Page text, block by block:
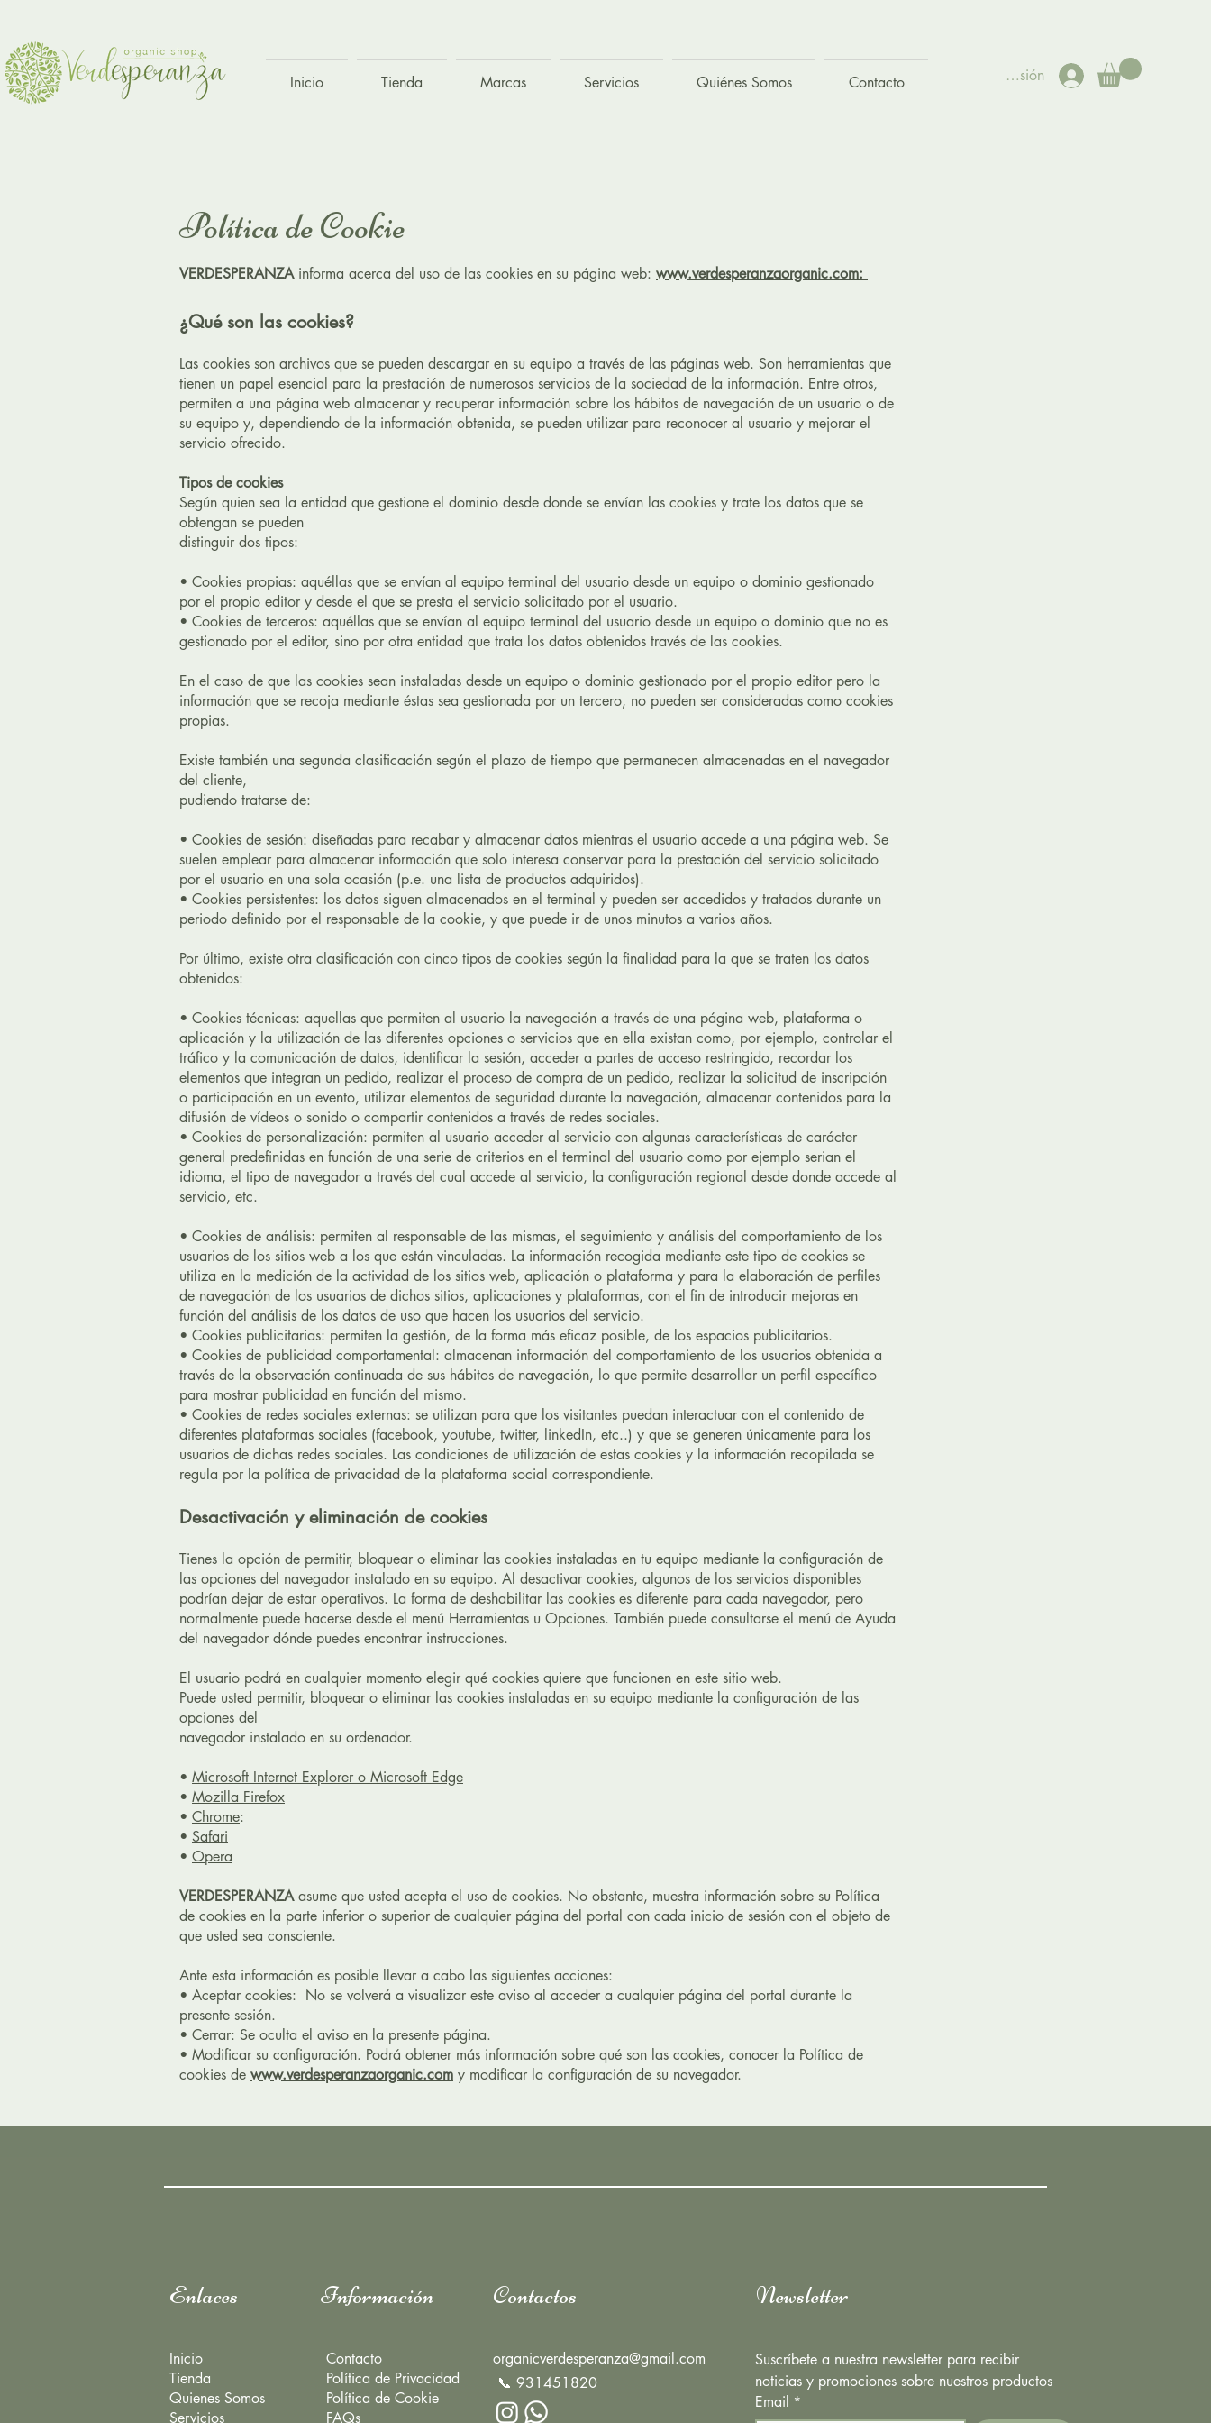
Inicio Tienda Marcas Servicios Quiénes Somos Contacto Iniciar sesión
Política de Cookie
VERDESPERANZAinforma acerca del uso de las cookies en su página web: www.verdesperanzaorganic.com:
¿Qué son las cookies?
Las cookies son archivos que se pueden descargar en su equipo a través de las páginas web. Son herramientas que
tienen un papel esencial para la prestación de numerosos servicios de la sociedad de la información. Entre otros,
permiten a una página web almacenar y recuperar información sobre los hábitos de navegación de un usuario o de
su equipo y, dependiendo de la información obtenida, se pueden utilizar para reconocer al usuario y mejorar el
servicio ofrecido.
Tipos de cookies
Según quien sea la entidad que gestione el dominio desde donde se envían las cookies y trate los datos que se
obtengan se pueden
distinguir dos tipos:
• Cookies propias: aquéllas que se envían al equipo terminal del usuario desde un equipo o dominio gestionado
por el propio editor y desde el que se presta el servicio solicitado por el usuario.
• Cookies de terceros: aquéllas que se envían al equipo terminal del usuario desde un equipo o dominio que no es
gestionado por el editor, sino por otra entidad que trata los datos obtenidos través de las cookies.
En el caso de que las cookies sean instaladas desde un equipo o dominio gestionado por el propio editor pero la
información que se recoja mediante éstas sea gestionada por un tercero, no pueden ser consideradas como cookies
propias.
Existe también una segunda clasificación según el plazo de tiempo que permanecen almacenadas en el navegador
del cliente,
pudiendo tratarse de:
• Cookies de sesión: diseñadas para recabar y almacenar datos mientras el usuario accede a una página web. Se
suelen emplear para almacenar información que solo interesa conservar para la prestación del servicio solicitado
por el usuario en una sola ocasión (p.e. una lista de productos adquiridos).
• Cookies persistentes: los datos siguen almacenados en el terminal y pueden ser accedidos y tratados durante un
periodo definido por el responsable de la cookie, y que puede ir de unos minutos a varios años.
Por último, existe otra clasificación con cinco tipos de cookies según la finalidad para la que se traten los datos
obtenidos:
• Cookies técnicas: aquellas que permiten al usuario la navegación a través de una página web, plataforma o
aplicación y la utilización de las diferentes opciones o servicios que en ella existan como, por ejemplo, controlar el
tráfico y la comunicación de datos, identificar la sesión, acceder a partes de acceso restringido, recordar los
elementos que integran un pedido, realizar el proceso de compra de un pedido, realizar la solicitud de inscripción
o participación en un evento, utilizar elementos de seguridad durante la navegación, almacenar contenidos para la
difusión de vídeos o sonido o compartir contenidos a través de redes sociales.
• Cookies de personalización: permiten al usuario acceder al servicio con algunas características de carácter
general predefinidas en función de una serie de criterios en el terminal del usuario como por ejemplo serian el
idioma, el tipo de navegador a través del cual accede al servicio, la configuración regional desde donde accede al
servicio, etc.
• Cookies de análisis: permiten al responsable de las mismas, el seguimiento y análisis del comportamiento de los
usuarios de los sitios web a los que están vinculadas. La información recogida mediante este tipo de cookies se
utiliza en la medición de la actividad de los sitios web, aplicación o plataforma y para la elaboración de perfiles
de navegación de los usuarios de dichos sitios, aplicaciones y plataformas, con el fin de introducir mejoras en
función del análisis de los datos de uso que hacen los usuarios del servicio.
• Cookies publicitarias: permiten la gestión, de la forma más eficaz posible, de los espacios publicitarios.
• Cookies de publicidad comportamental: almacenan información del comportamiento de los usuarios obtenida a
través de la observación continuada de sus hábitos de navegación, lo que permite desarrollar un perfil específico
para mostrar publicidad en función del mismo.
• Cookies de redes sociales externas: se utilizan para que los visitantes puedan interactuar con el contenido de
diferentes plataformas sociales (facebook, youtube, twitter, linkedIn, etc..) y que se generen únicamente para los
usuarios de dichas redes sociales. Las condiciones de utilización de estas cookies y la información recopilada se
regula por la política de privacidad de la plataforma social correspondiente.
Desactivación y eliminación de cookies
Tienes la opción de permitir, bloquear o eliminar las cookies instaladas en tu equipo mediante la configuración de
las opciones del navegador instalado en su equipo. Al desactivar cookies, algunos de los servicios disponibles
podrían dejar de estar operativos. La forma de deshabilitar las cookies es diferente para cada navegador, pero
normalmente puede hacerse desde el menú Herramientas u Opciones. También puede consultarse el menú de Ayuda
del navegador dónde puedes encontrar instrucciones.
El usuario podrá en cualquier momento elegir qué cookies quiere que funcionen en este sitio web.
Puede usted permitir, bloquear o eliminar las cookies instaladas en su equipo mediante la configuración de las
opciones del
navegador instalado en su ordenador.
• Microsoft Internet Explorer o Microsoft Edge
• Mozilla Firefox
• Chrome:
• Safari
• Opera
VERDESPERANZAasume que usted acepta el uso de cookies. No obstante, muestra información sobre su Política
de cookies en la parte inferior o superior de cualquier página del portal con cada inicio de sesión con el objeto de
que usted sea consciente.
Ante esta información es posible llevar a cabo las siguientes acciones:
• Aceptar cookies: No se volverá a visualizar este aviso al acceder a cualquier página del portal durante la
presente sesión.
• Cerrar: Se oculta el aviso en la presente página.
• Modificar su configuración. Podrá obtener más información sobre qué son las cookies, conocer la Política de
cookies de www.verdesperanzaorganic.com y modificar la configuración de su navegador.
Enlaces
Inicio
Tienda
Quienes Somos
Servicios
Información
Contacto
Política de Privacidad
Política de Cookie
FAQs
Contactos Newsletter
organicverdesperanza@gmail.com
📞 931451820
Suscríbete a nuestra newsletter para recibir
noticias y promociones sobre nuestros productos
Email *